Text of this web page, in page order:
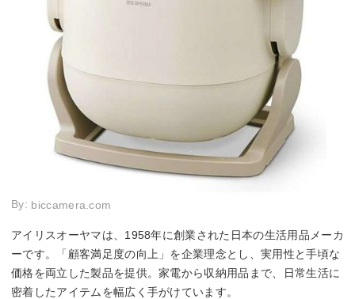
By: biccamera.com
アイリスオーヤマは、1958年に創業された日本の生活用品メーカ
ーです。「顧客満足度の向上」を企業理念とし、実用性と手頃な
価格を両立した製品を提供。家電から収納用品まで、日常生活に
密着したアイテムを幅広く手がけています。